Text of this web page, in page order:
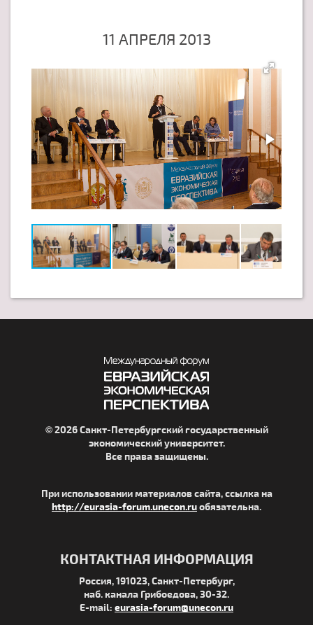
11 АПРЕЛЯ 2013
© 2026 Санкт-Петербургский государственный
экономический университет.
Все права защищены.
При использовании материалов сайта, ссылка на
http://eurasia-forum.unecon.ruобязательна.
КОНТАКТНАЯ ИНФОРМАЦИЯ
Россия, 191023, Санкт-Петербург,
наб. канала Грибоедова, 30-32.
E-mail: eurasia-forum@unecon.ru